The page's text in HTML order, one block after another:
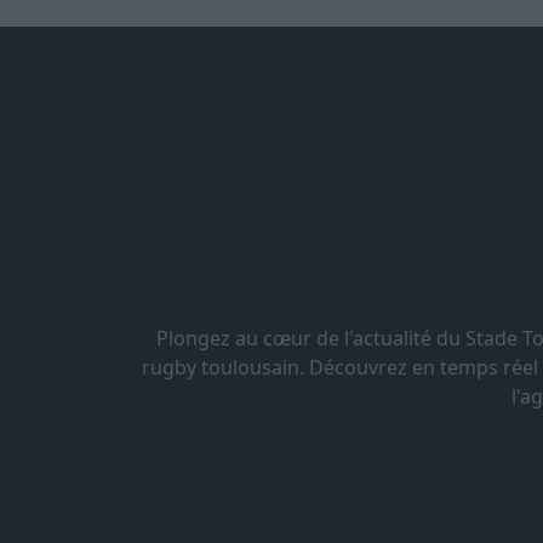
Plongez au cœur de l'actualité du Stade
rugby toulousain. Découvrez en temps